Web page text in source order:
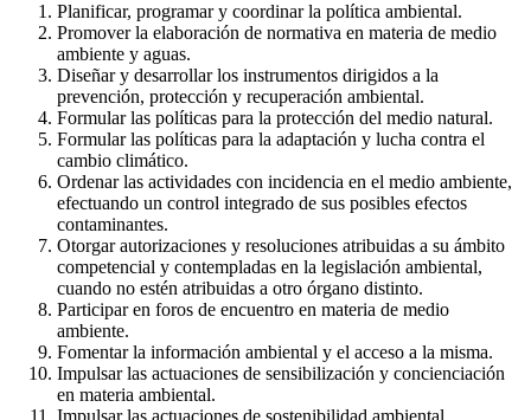
Planificar, programar y coordinar la política ambiental.
Promover la elaboración de normativa en materia de medio
ambiente y aguas.
Diseñar y desarrollar los instrumentos dirigidos a la
prevención, protección y recuperación ambiental.
Formular las políticas para la protección del medio natural.
Formular las políticas para la adaptación y lucha contra el
cambio climático.
Ordenar las actividades con incidencia en el medio ambiente,
efectuando un control integrado de sus posibles efectos
contaminantes.
Otorgar autorizaciones y resoluciones atribuidas a su ámbito
competencial y contempladas en la legislación ambiental,
cuando no estén atribuidas a otro órgano distinto.
Participar en foros de encuentro en materia de medio
ambiente.
Fomentar la información ambiental y el acceso a la misma.
Impulsar las actuaciones de sensibilización y concienciación
en materia ambiental.